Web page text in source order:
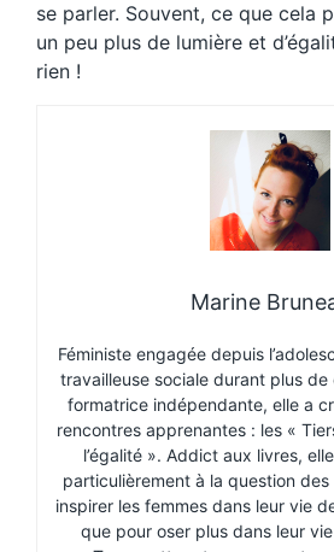
se parler. Souvent, ce que cela
un peu plus de lumière et
rien !
Marine
Féministe engagée depuis
travailleuse sociale durant plus de
formatrice indépendante, elle a
rencontres apprenantes : les «
l’égalité ». Addict aux livres,
particulièrement à la question
inspirer les femmes dans leur vie
que pour oser plus dans leur